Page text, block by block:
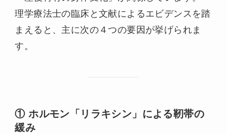
理学療法士の臨床と文献によるエビデンスを踏
まえると、主に次の４つの要因が挙げられま
す。
① ホルモン「リラキシン」による靭帯の
緩み